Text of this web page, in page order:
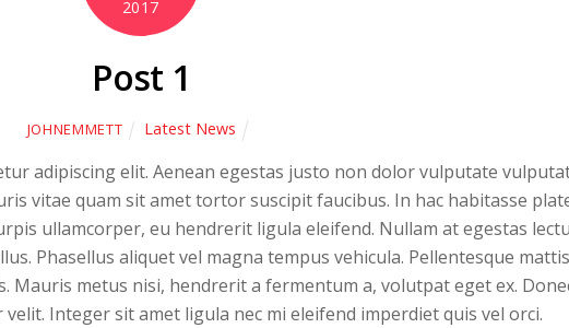
2017
Post 1
JOHNEMMETT Latest News
adipiscing elit. Aenean egestas justo non dolor vulputate
vitae quam sit amet tortor suscipit faucibus. In hac habitasse
ullamcorper, eu hendrerit ligula eleifend. Nullam at egestas
Phasellus aliquet vel magna tempus vehicula. Pellentesque mattis
metus nisi, hendrerit a fermentum a, volutpat eget ex.
Integer sit amet ligula nec mi eleifend imperdiet quis vel orci.